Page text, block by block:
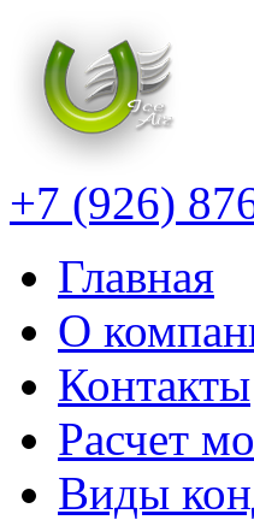
+7 (926)
Главная
О
Контакты
Расчет
Виды